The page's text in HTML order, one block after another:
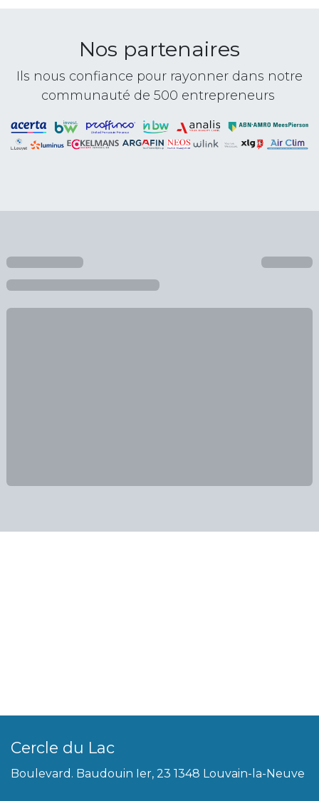
Nos partenaires
Ils nous confiance pour rayonner dans notre
communauté de 500 entrepreneurs
Cercle du Lac
Boulevard. Baudouin Ier, 23 1348 Louvain-la-Neuve